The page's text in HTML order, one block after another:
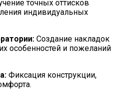
точных оттисков
индивидуальных
Создание накладок
особенностей и пожеланий
Фиксация конструкции,